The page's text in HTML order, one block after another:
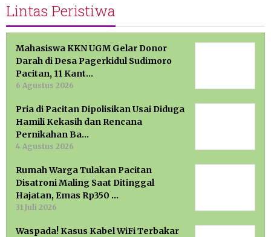
Lintas Peristiwa
Mahasiswa KKN UGM Gelar Donor
Darah di Desa Pagerkidul Sudimoro
Pacitan, 11 Kant…
6 Agustus 2026
Pria di Pacitan Dipolisikan Usai Diduga
Hamili Kekasih dan Rencana
Pernikahan Ba…
4 Agustus 2026
Rumah Warga Tulakan Pacitan
Disatroni Maling Saat Ditinggal
Hajatan, Emas Rp350 …
31 Juli 2026
Waspada! Kasus Kabel WiFi Terbakar